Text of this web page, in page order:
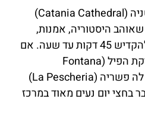
לביקור בסיסי בקתדרלת קטניה (Catania Cathedral)
למי שאוהב היסטוריה, אמנות,
אדריכלות או צילום, כדאי להקדיש 45 דקות עד שעה. אם
משלבים גם את הכיכר, מזרקת הפיל (Fontana
dell'Elefante), שוק הדגים לה פשריה (La Pescheria)
בחצי יום נעים מאוד במרכז